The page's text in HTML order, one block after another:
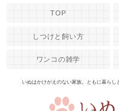
いぬはかけがえのない家族。ともに暮らし
TOP
しつけと飼い方
ワンコの雑学